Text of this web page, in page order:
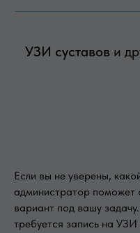
УЗИ суставов и
Если вы не уверены,
администратор поможет
вариант под вашу
требуется запись на